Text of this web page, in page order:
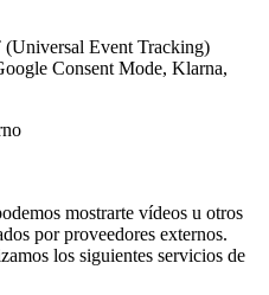
Event Tracking)
Consent Mode, Klarna,
mostrarte vídeos u otros
por proveedores externos.
los siguientes servicios de